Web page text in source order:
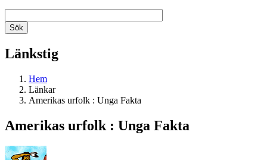
Länkstig
Hem
Länkar
Amerikas urfolk : Unga Fakta
Amerikas urfolk : Unga Fakta